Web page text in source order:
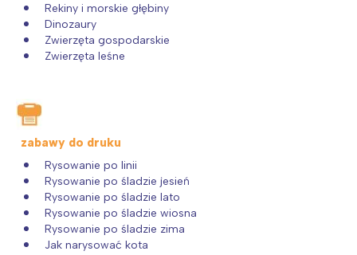
Rekiny i morskie głębiny
Dinozaury
Zwierzęta gospodarskie
Zwierzęta leśne
zabawy do druku
Rysowanie po linii
Rysowanie po śladzie jesień
Rysowanie po śladzie lato
Rysowanie po śladzie wiosna
Rysowanie po śladzie zima
Jak narysować kota